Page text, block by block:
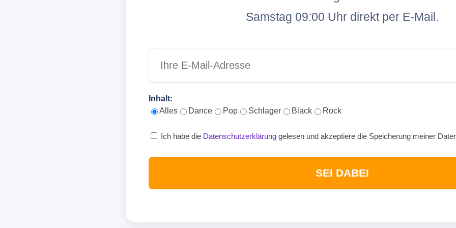
Samstag 09:00 Uhr direkt per E-Mail.
Inhalt:
Alles
Dance Pop Schlager Black Rock
Ich habe die Datenschutzerklärung gelesen und akzeptiere die Speicherung meiner
SEI DABEI